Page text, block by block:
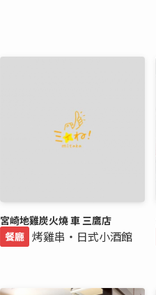
宮崎地雞炭火燒 車 三鷹店
餐廳 烤雞串・日式小酒館